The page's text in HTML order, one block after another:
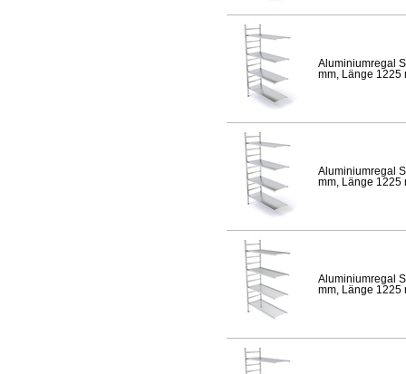
Aluminiumregal
mm, Länge 1225
Aluminiumregal
mm, Länge 1225
Aluminiumregal
mm, Länge 1225